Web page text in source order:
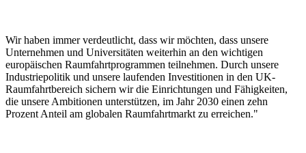
Wir haben immer verdeutlicht, dass wir möchten, dass unsere
Unternehmen und Universitäten weiterhin an den wichtigen
europäischen Raumfahrtprogrammen teilnehmen. Durch unsere
Industriepolitik und unsere laufenden Investitionen in den UK-
Raumfahrtbereich sichern wir die Einrichtungen und Fähigkeiten,
die unsere Ambitionen unterstützen, im Jahr 2030 einen zehn
Prozent Anteil am globalen Raumfahrtmarkt zu erreichen."